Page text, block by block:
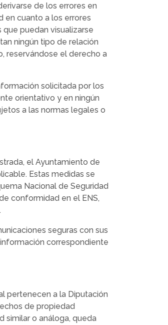
de los errores en
en cuanto a los errores
puedan visualizarse
ningún tipo de relación
reservándose el derecho a
solicitada por los
orientativo y en ningún
a las normas legales o
el Ayuntamiento de
Estas medidas se
Nacional de Seguridad
conformidad en el ENS,
seguras con sus
correspondiente
pertenecen a la Diputación
de propiedad
similar o análoga, queda